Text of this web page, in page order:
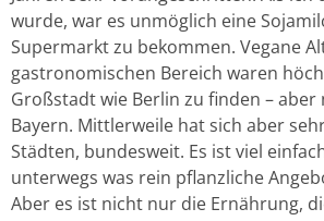
wurde, war es unmöglich eine
Supermarkt zu bekommen. Vegane
gastronomischen Bereich waren
Großstadt wie Berlin zu finden – aber
Bayern. Mittlerweile hat sich aber
Städten, bundesweit. Es ist viel
unterwegs was rein pflanzliche
Aber es ist nicht nur die Ernährung,